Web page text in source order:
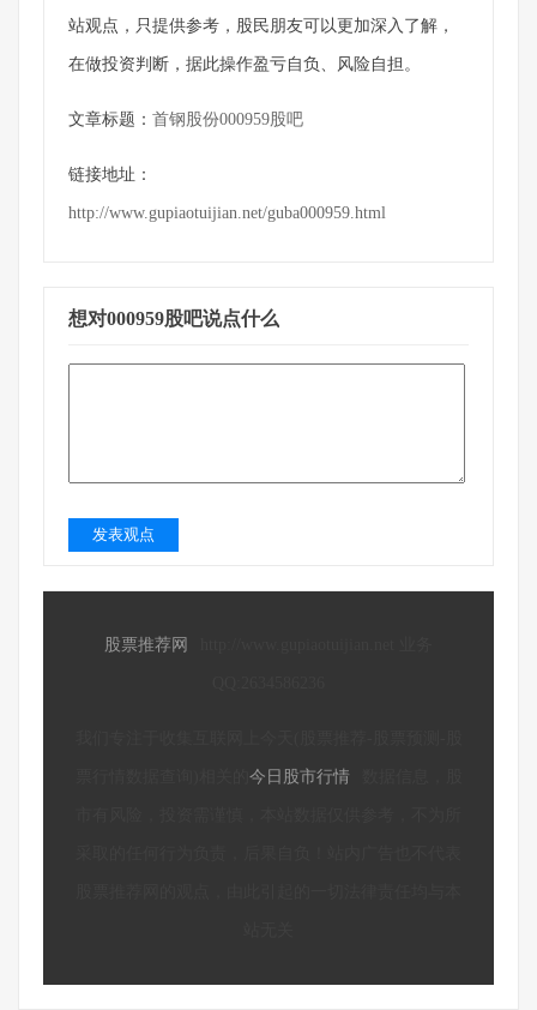
站观点，只提供参考，股民朋友可以更加深入了解，
在做投资判断，据此操作盈亏自负、风险自担。
文章标题： 首钢股份000959股吧
链接地址：
http://www.gupiaotuijian.net/guba000959.html
想对000959股吧说点什么
发表观点
股票推荐网
今日股市行情